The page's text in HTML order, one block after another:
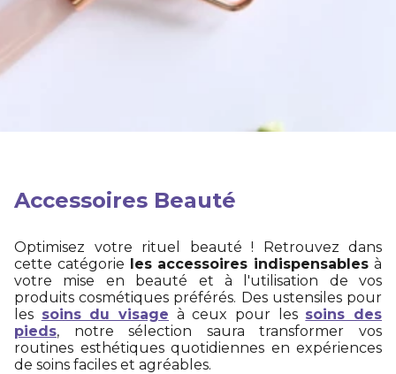
Accessoires Beauté
Optimisez votre rituel beauté ! Retrouvez dans
cette catégorie les accessoires indispensables à
votre mise en beauté et à l'utilisation de vos
produits cosmétiques préférés. Des ustensiles pour
les soins du visage à ceux pour les soins des
pieds, notre sélection saura transformer vos
routines esthétiques quotidiennes en expériences
de soins faciles et agréables.